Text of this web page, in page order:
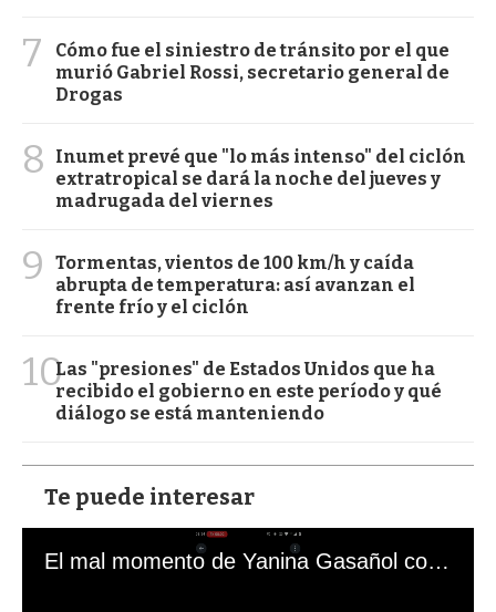
7
Cómo fue el siniestro de tránsito por el que
murió Gabriel Rossi, secretario general de
Drogas
8
Inumet prevé que "lo más intenso" del ciclón
extratropical se dará la noche del jueves y
madrugada del viernes
9
Tormentas, vientos de 100 km/h y caída
abrupta de temperatura: así avanzan el
frente frío y el ciclón
10Las "presiones" de Estados Unidos que ha
recibido el gobierno en este período y qué
diálogo se está manteniendo
Te puede interesar
El mal momento de Yanina Gasañol con un hincha argentino en "Subrayado"